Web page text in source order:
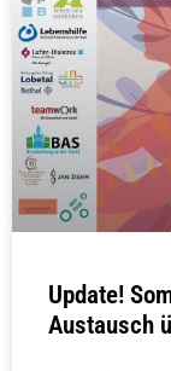
Update!
Austausch